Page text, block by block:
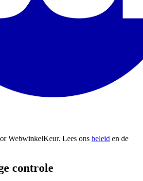
WebwinkelKeur. Lees ons beleid en de
controle